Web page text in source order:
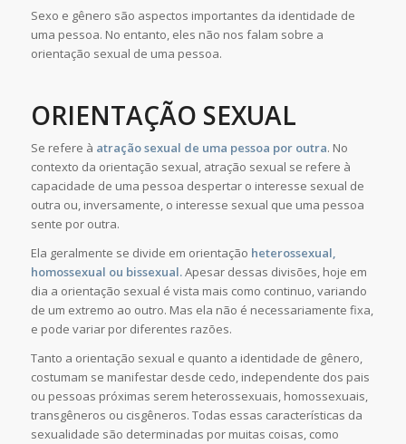
Sexo e gênero são aspectos importantes da identidade de
uma pessoa. No entanto, eles não nos falam sobre a
orientação sexual de uma pessoa.
ORIENTAÇÃO SEXUAL
Se refere à atração sexual de uma pessoa por outra. No
contexto da orientação sexual, atração sexual se refere à
capacidade de uma pessoa despertar o interesse sexual de
outra ou, inversamente, o interesse sexual que uma pessoa
sente por outra.
Ela geralmente se divide em orientação heterossexual,
homossexual ou bissexual.Apesar dessas divisões, hoje em
dia a orientação sexual é vista mais como continuo, variando
de um extremo ao outro. Mas ela não é necessariamente fixa,
e pode variar por diferentes razões.
Tanto a orientação sexual e quanto a identidade de gênero,
costumam se manifestar desde cedo, independente dos pais
ou pessoas próximas serem heterossexuais, homossexuais,
transgêneros ou cisgêneros. Todas essas características da
sexualidade são determinadas por muitas coisas, como